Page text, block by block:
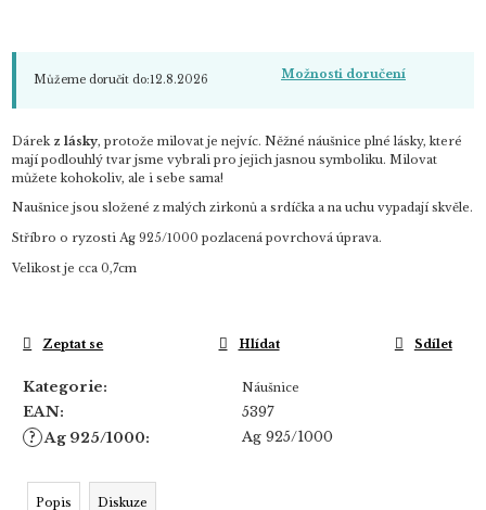
Můžeme doručit do:12.8.2026 Možnosti doručení
Dárek z lásky, protože milovat je nejvíc. Něžné náušnice plné lásky, které
mají podlouhlý tvar jsme vybrali pro jejich jasnou symboliku. Milovat
můžete kohokoliv, ale i sebe sama!
Naušnice jsou složené z malých zirkonů a srdíčka a na uchu vypadají skvěle.
Stříbro o ryzosti Ag 925/1000 pozlacená povrchová úprava.
Velikost je cca 0,7cm
Kategorie: Náušnice
EAN: 5397
? Ag 925/1000: Ag 925/1000
Zeptat se Hlídat Sdílet
Popis Diskuze